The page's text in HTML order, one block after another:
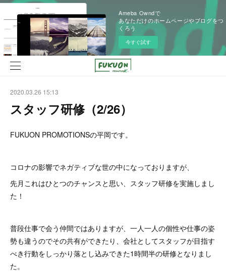
Ameba Owndで
あなただけのホームページやブログをつ
くろう
今すぐ試す
2020.03.26 15:13
スタッフ研修（2/26）
FUKUON PROMOTIONSの平岡です。
コロナの影響でネガティブな世の中になっておりますが、
先月これはひとつのチャンスと思い、スタッフ研修を実施しまし
た！
普段仕事で会う仲間ではありますが、一人一人の個性や仕事の姿
勢も違うのでその共有ができたり、会社としてスタッフが目指す
べき行動をしっかり落とし込みできた1時間半の研修となりまし
た。